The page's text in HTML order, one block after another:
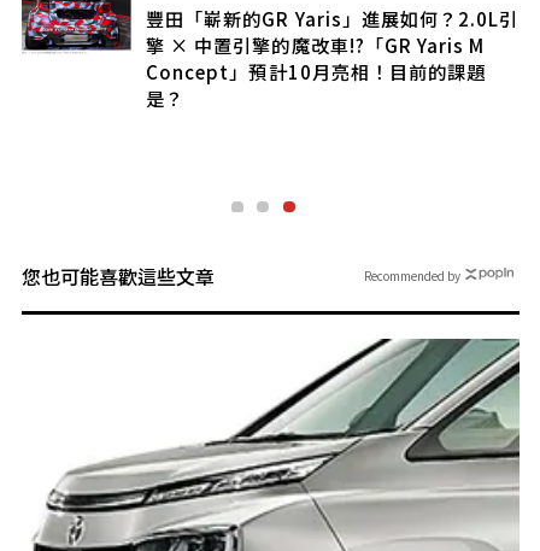
豐田「嶄新的GR Yaris」進展如何？2.0L引
擎 × 中置引擎的魔改車!?「GR Yaris M
Concept」預計10月亮相！目前的課題
是？
您也可能喜歡這些文章 Recommended by